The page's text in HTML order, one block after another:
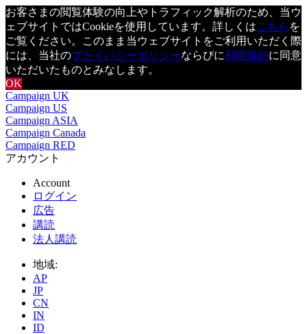
お客さまの閲覧体験の向上やトラフィック解析のため、当ウ
ェブサイトではCookieを使用しています。詳しくはこちら を
ご覧ください。このまま当ウェブサイトをご利用いただく際
には、当社のプライバシーポリシーならびに利用規約に同意
いただいたものとみなします。
OK
Campaign UK
Campaign US
Campaign ASIA
Campaign Canada
Campaign RED
アカウント
Account
ログイン
広告
講読
法人講読
地域:
AP
JP
CN
IN
ID